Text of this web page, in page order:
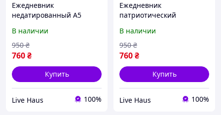
Ежедневник
недатированный А5
мотивационный деловой
блокнот органайзер
208стр, планер (J24)
В наличии
760₴
950 ₴
Купить
Live Haus 100%
Ежедневник
патриотический
недатированный,
деловой блокнот
208страниц (J24)
В наличии
760₴
950 ₴
Купить
Live Haus 100%